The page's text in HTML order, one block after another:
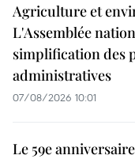
Agriculture et
L'Assemblée
simplification des
administratives
07/08/2026 10:01
Le 59e